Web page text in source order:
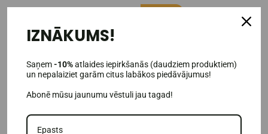
-25%
IZNĀKUMS!
Saņem-10%atlaides iepirkšanās (daudziem produktiem)
un nepalaiziet garām citus labākos piedāvājumus!
Abonē mūsu jaunumu vēstuli jau tagad!